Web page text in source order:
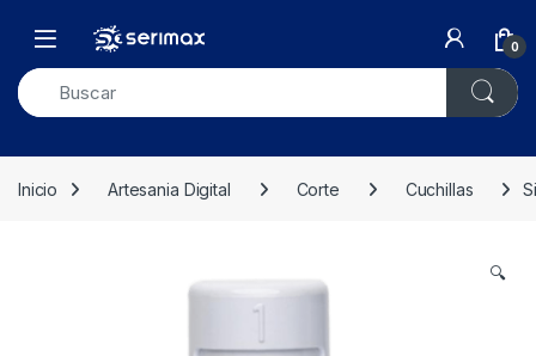
Open 0
Inicio Artesania Digital Corte Cuchillas
🔍